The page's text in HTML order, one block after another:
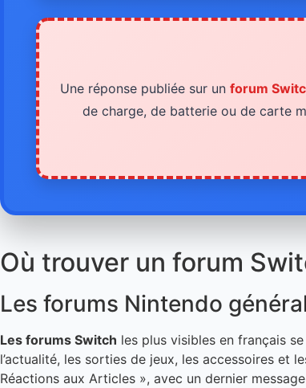
Une réponse publiée sur un forum
de charge, de batterie ou de carte
Où trouver un forum
Les forums Nintendo
Les forums Switch les plus visibles en français
l’actualité, les sorties de jeux, les accessoires et
Réactions aux Articles », avec un dernier